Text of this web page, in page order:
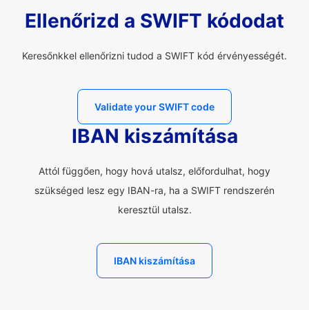
Ellenőrizd a SWIFT kódodat
Keresőnkkel ellenőrizni tudod a SWIFT kód érvényességét.
Validate your SWIFT code
IBAN kiszámítása
Attól függően, hogy hová utalsz, előfordulhat, hogy
szükséged lesz egy IBAN-ra, ha a SWIFT rendszerén
keresztül utalsz.
IBAN kiszámítása